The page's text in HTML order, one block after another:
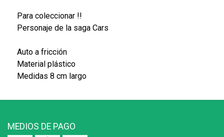
Para coleccionar !!
Personaje de la saga Cars
Auto a fricción
Material plástico
Medidas 8 cm largo
MEDIOS DE PAGO